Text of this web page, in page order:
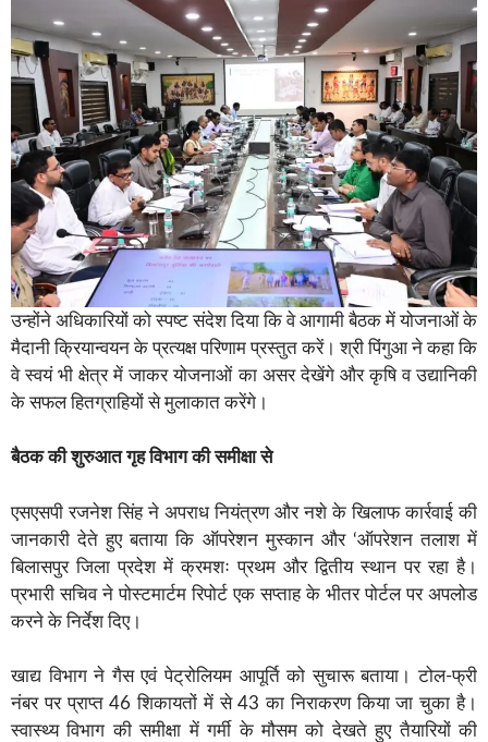
उन्होंने अधिकारियों को स्पष्ट संदेश दिया कि वे आगामी बैठक में योजनाओं के
मैदानी क्रियान्वयन के प्रत्यक्ष परिणाम प्रस्तुत करें। श्री पिंगुआ ने कहा कि
वे स्वयं भी क्षेत्र में जाकर योजनाओं का असर देखेंगे और कृषि व उद्यानिकी
के सफल हितग्राहियों से मुलाकात करेंगे।
बैठक की शुरुआत गृह विभाग की समीक्षा से
एसएसपी रजनेश सिंह ने अपराध नियंत्रण और नशे के खिलाफ कार्रवाई की
जानकारी देते हुए बताया कि ऑपरेशन मुस्कान और ‘ऑपरेशन तलाश में
बिलासपुर जिला प्रदेश में क्रमशः प्रथम और द्वितीय स्थान पर रहा है।
प्रभारी सचिव ने पोस्टमार्टम रिपोर्ट एक सप्ताह के भीतर पोर्टल पर अपलोड
करने के निर्देश दिए।
खाद्य विभाग ने गैस एवं पेट्रोलियम आपूर्ति को सुचारू बताया। टोल-फ्री
नंबर पर प्राप्त 46 शिकायतों में से 43 का निराकरण किया जा चुका है।
स्वास्थ्य विभाग की समीक्षा में गर्मी के मौसम को देखते हुए तैयारियों की